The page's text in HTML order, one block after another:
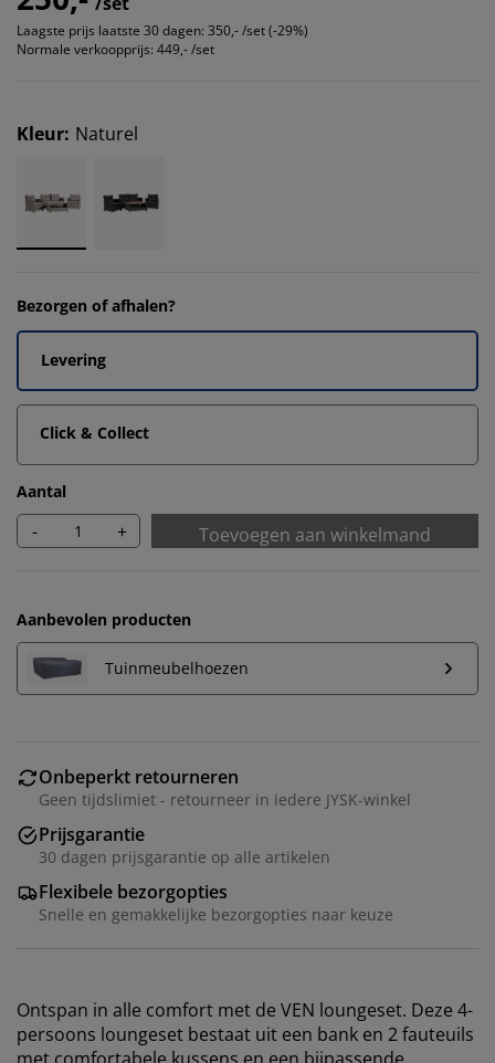
Laagste prijs laatste 30 dagen: 350,- /set (-29%)
Normale verkoopprijs: 449,- /set
Kleur: Naturel
Bezorgen of afhalen?
Levering
Click & Collect
Aantal
- + Toevoegen aan winkelmand
Aanbevolen producten
Tuinmeubelhoezen
Onbeperkt retourneren
Geen tijdslimiet - retourneer in iedere JYSK-winkel
Prijsgarantie
30 dagen prijsgarantie op alle artikelen
Flexibele bezorgopties
Snelle en gemakkelijke bezorgopties naar keuze
Ontspan in alle comfort met de VEN loungeset. Deze 4-
persoons loungeset bestaat uit een bank en 2 fauteuils
met comfortabele kussens en een bijpassende